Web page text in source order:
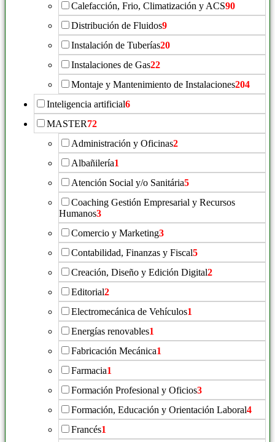
Calefacción, Frio, Climatización y ACS90
Distribución de Fluidos9
Instalación de Tuberías20
Instalaciones de Gas22
Montaje y Mantenimiento de Instalaciones204
Inteligencia artificial6
MASTER72
Administración y Oficinas2
Albañilería1
Atención Social y/o Sanitária5
Coaching Gestión Empresarial y Recursos
Humanos3
Comercio y Marketing3
Contabilidad, Finanzas y Fiscal5
Creación, Diseño y Edición Digital2
Editorial2
Electromecánica de Vehículos1
Energías renovables1
Fabricación Mecánica1
Farmacia1
Formación Profesional y Oficios3
Formación, Educación y Orientación Laboral4
Francés1